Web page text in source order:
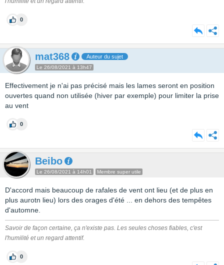
0
mat368 Auteur du sujet
Le 26/08/2021 à 13h47
Effectivement je n'ai pas précisé mais les lames seront en position
ouvertes quand non utilisée (hiver par exemple) pour limiter la prise
au vent
0
Beibo
Le 26/08/2021 à 14h01 Membre super utile
D'accord mais beaucoup de rafales de vent ont lieu (et de plus en
plus aurotn lieu) lors des orages d'été ... en dehors des tempêtes
d'automne.
Savoir de façon certaine, ça n'existe pas. Les seules choses fiables, c'est
l'humilité et un regard attentif.
0